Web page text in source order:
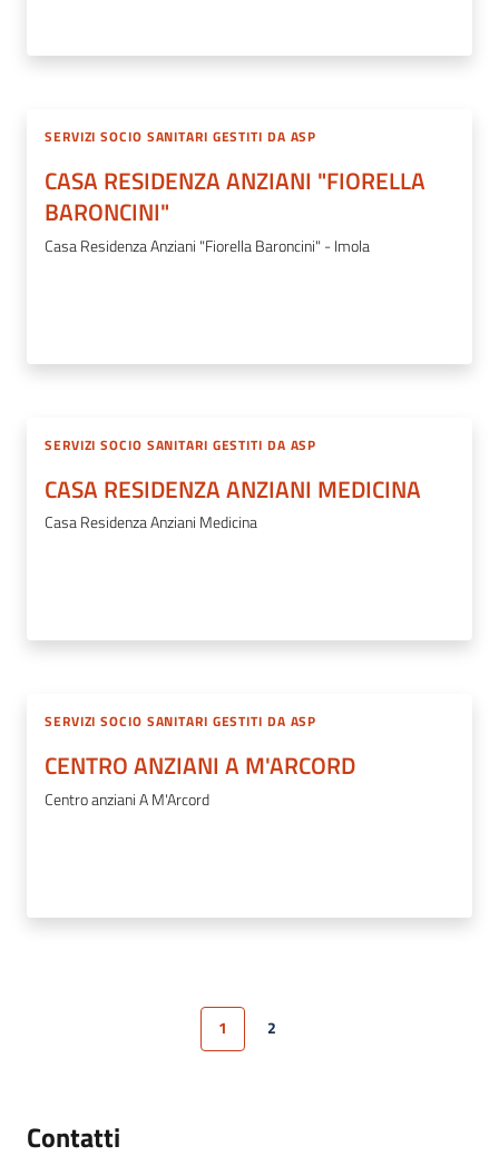
SERVIZI SOCIO SANITARI GESTITI DA ASP
CASA RESIDENZA ANZIANI "FIORELLA
BARONCINI"
Casa Residenza Anziani "Fiorella Baroncini" - Imola
SERVIZI SOCIO SANITARI GESTITI DA ASP
CASA RESIDENZA ANZIANI MEDICINA
Casa Residenza Anziani Medicina
SERVIZI SOCIO SANITARI GESTITI DA ASP
CENTRO ANZIANI A M'ARCORD
Centro anziani A M'Arcord
Pagina precedente
Pagina
1 Pagina
2
Contatti